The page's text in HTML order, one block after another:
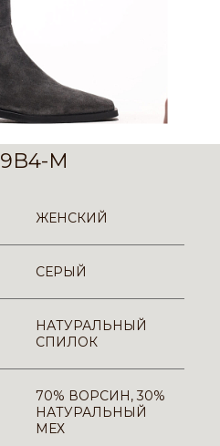
M
ЖЕНСКИЙ
СЕРЫЙ
НАТУРАЛЬНЫЙ
СПИЛОК
70% ВОРСИН, 30%
НАТУРАЛЬНЫЙ
МЕХ